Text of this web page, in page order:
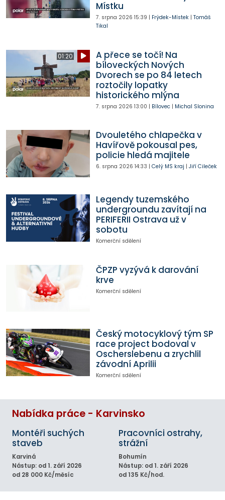
Místku
7. srpna 2026 15:39 | Frýdek-Místek| Tomáš
Tikal
01:20
A přece se točí! Na
bíloveckých Nových
Dvorech se po 84 letech
roztočily lopatky
historického mlýna
7. srpna 2026 13:00 | Bílovec| Michal Slonina
Dvouletého chlapečka v
Havířově pokousal pes,
policie hledá majitele
6. srpna 2026 14:33 | Celý MS kraj | Jiří Cileček
Legendy tuzemského
undergroundu zavítají na
PERIFERII Ostrava už v
sobotu
Komerční sdělení
ČPZP vyzývá k darování
krve
Komerční sdělení
Český motocyklový tým SP
race project bodoval v
Oscherslebenu a zrychlil
závodní Aprilii
Komerční sdělení
Nabídka práce - Karvinsko
Montéři suchých
staveb
Karviná
Nástup: od 1. září 2026
od 28 000 Kč/měsíc
Pracovníci ostrahy,
strážní
Bohumín
Nástup: od 1. září 2026
od 135 Kč/hod.